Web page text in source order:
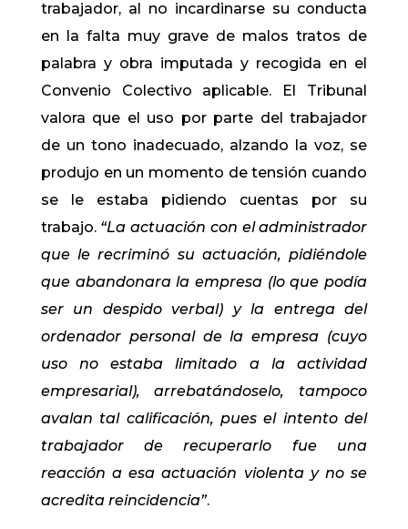
trabajador, al no incardinarse su conducta
en la falta muy grave de malos tratos de
palabra y obra imputada y recogida en el
Convenio Colectivo aplicable. El Tribunal
valora que el uso por parte del trabajador
de un tono inadecuado, alzando la voz, se
produjo en un momento de tensión cuando
se le estaba pidiendo cuentas por su
trabajo. “La actuación con el administrador
que le recriminó su actuación, pidiéndole
que abandonara la empresa (lo que podía
ser un despido verbal) y la entrega del
ordenador personal de la empresa (cuyo
uso no estaba limitado a la actividad
empresarial), arrebatándoselo, tampoco
avalan tal calificación, pues el intento del
trabajador de recuperarlo fue una
reacción a esa actuación violenta y no se
acredita reincidencia”.